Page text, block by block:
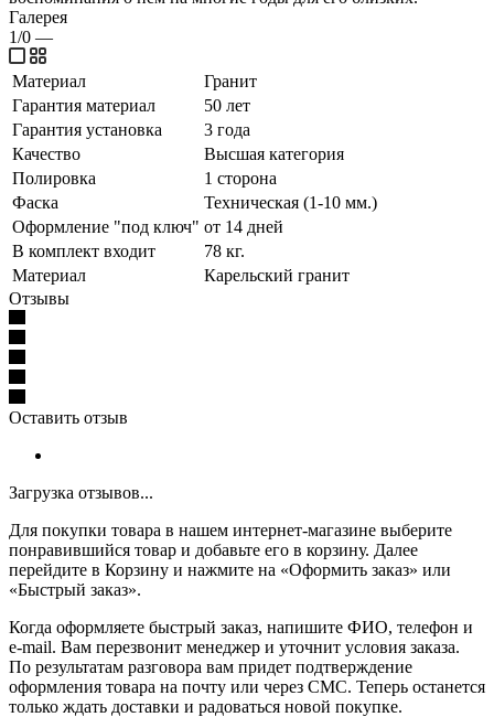
Галерея
1/0 —
Материал
Гранит
Гарантия материал
50 лет
Гарантия установка
3 года
Качество
Высшая категория
Полировка
1 сторона
Фаска
Техническая (1-10 мм.)
Оформление "под ключ" от 14 дней
В комплект входит
78 кг.
Материал
Карельский гранит
Отзывы
Оставить отзыв
Загрузка отзывов...
Для покупки товара в нашем интернет-магазине выберите
понравившийся товар и добавьте его в корзину. Далее
перейдите в Корзину и нажмите на «Оформить заказ» или
«Быстрый заказ».
Когда оформляете быстрый заказ, напишите ФИО, телефон и
e-mail. Вам перезвонит менеджер и уточнит условия заказа.
По результатам разговора вам придет подтверждение
оформления товара на почту или через СМС. Теперь останется
только ждать доставки и радоваться новой покупке.